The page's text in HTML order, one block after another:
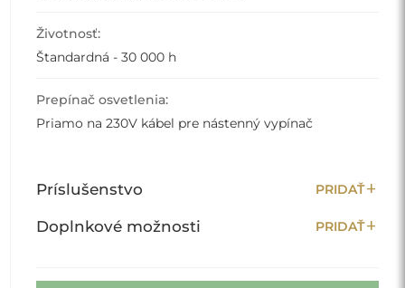
Životnosť:
Štandardná - 30 000 h
Prepínač osvetlenia:
Priamo na 230V kábel pre nástenný vypínač
Príslušenstvo PRIDAŤadd
Doplnkové možnosti PRIDAŤadd